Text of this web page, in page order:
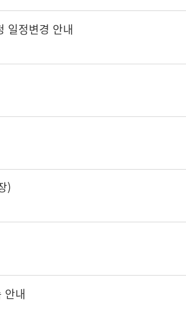
일정변경 안내
)
안내